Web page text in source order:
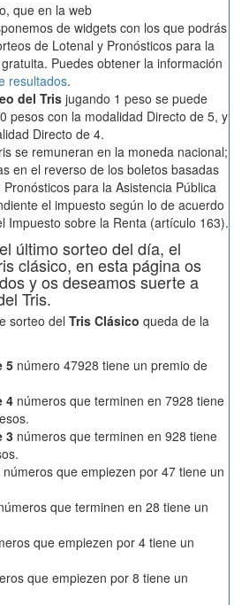
que en la web
de widgets con los que podrás
de Lotenal y Pronósticos para la
Puedes obtener la información
resultados.
del Trisjugando 1 peso se puede
pesos con la modalidad Directo de 5, y
Directo de 4.
se remuneran en la moneda nacional;
en el reverso de los boletos basadas
para la Asistencia Pública
el impuesto según lo de acuerdo
Impuesto sobre la Renta (artículo 163).
último sorteo del día, el
clásico, en esta página os
y os deseamos suerte a
Tris.
sorteo del Tris Clásico queda de la
5 número 47928 tiene un premio de
4 números que terminen en 7928 tiene
3 números que terminen en 928 tiene
números que empiezen por 47 tiene un
que terminen en 28 tiene un
que empiezen por 4 tiene un
que empiezen por 8 tiene un